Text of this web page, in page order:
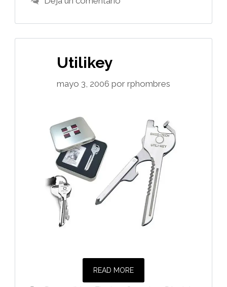
Utilikey
mayo 3, 2006 por rphombres
READ MORE